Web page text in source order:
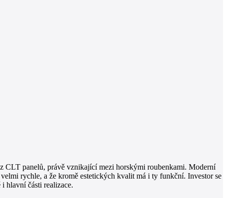
CLT panelů, právě vznikající mezi horskými roubenkami. Moderní
rychle, a že kromě estetických kvalit má i ty funkční. Investor se
hlavní části realizace.